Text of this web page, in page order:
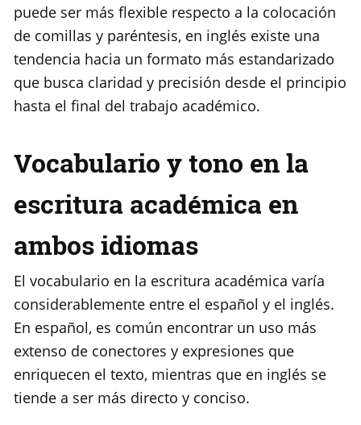
puede ser más flexible respecto a la colocación
de comillas y paréntesis, en inglés existe una
tendencia hacia un formato más estandarizado
que busca claridad y precisión desde el principio
hasta el final del trabajo académico.
Vocabulario y tono en la
escritura académica en
ambos idiomas
El vocabulario en la escritura académica varía
considerablemente entre el español y el inglés.
En español, es común encontrar un uso más
extenso de conectores y expresiones que
enriquecen el texto, mientras que en inglés se
tiende a ser más directo y conciso.